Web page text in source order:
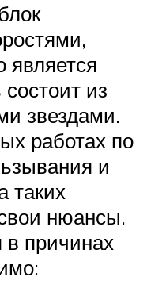
является
из
звездами.
работах по
и
таких
нюансы.
в причинах